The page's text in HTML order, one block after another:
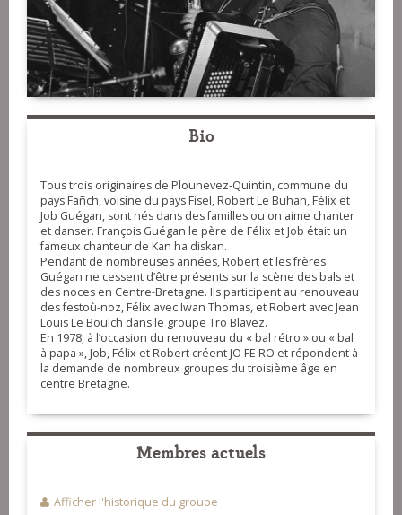
Bio
Tous trois originaires de Plounevez-Quintin, commune du
pays Fañch, voisine du pays Fisel, Robert Le Buhan, Félix et
Job Guégan, sont nés dans des familles ou on aime chanter
et danser. François Guégan le père de Félix et Job était un
fameux chanteur de Kan ha diskan.
Pendant de nombreuses années, Robert et les frères
Guégan ne cessent d’être présents sur la scène des bals et
des noces en Centre-Bretagne. Ils participent au renouveau
des festoù-noz, Félix avec Iwan Thomas, et Robert avec Jean
Louis Le Boulch dans le groupe Tro Blavez.
En 1978, à l’occasion du renouveau du « bal rétro » ou « bal
à papa », Job, Félix et Robert créent JO FE RO et répondent à
la demande de nombreux groupes du troisième âge en
centre Bretagne.
Membres actuels
Afficher l'historique du groupe